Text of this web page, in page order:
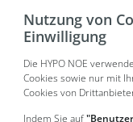
Nutzung von
Einwilligung
Die HYPO NOE
Cookies sowie nur mit
Cookies von
Indem Sie auf